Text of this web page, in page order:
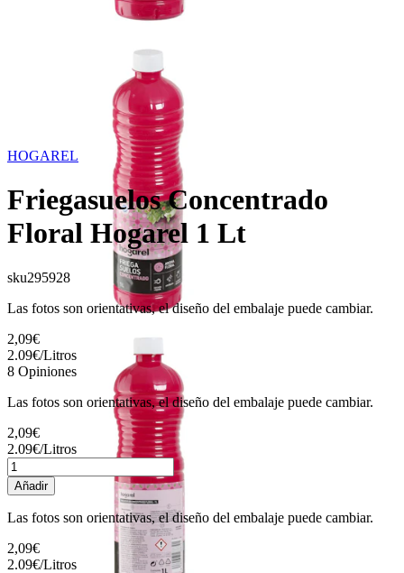
HOGAREL
Friegasuelos Concentrado
Floral Hogarel 1 Lt
sku295928
Las fotos son orientativas, el diseño del embalaje puede cambiar.
2,09€
2.09€/Litros
8 Opiniones
Las fotos son orientativas, el diseño del embalaje puede cambiar.
2,09€
2.09€/Litros
Añadir
Las fotos son orientativas, el diseño del embalaje puede cambiar.
2,09€
2.09€/Litros